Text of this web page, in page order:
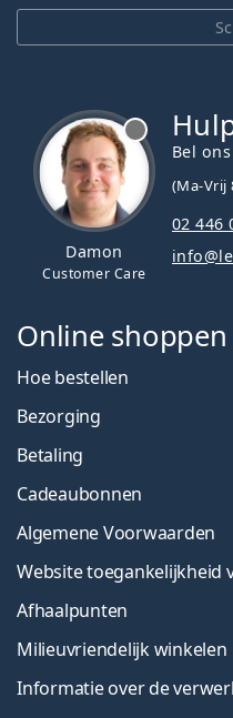
Damon
Customer Care
Bel ons
(Ma-Vrij
02 446
Online shoppen
Hoe bestellen
Bezorging
Betaling
Cadeaubonnen
Algemene Voorwaarden
Website toegankelijkheid
Afhaalpunten
Milieuvriendelijk winkelen
Informatie over de